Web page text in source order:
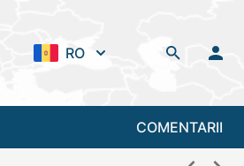
RO
COMENTARII